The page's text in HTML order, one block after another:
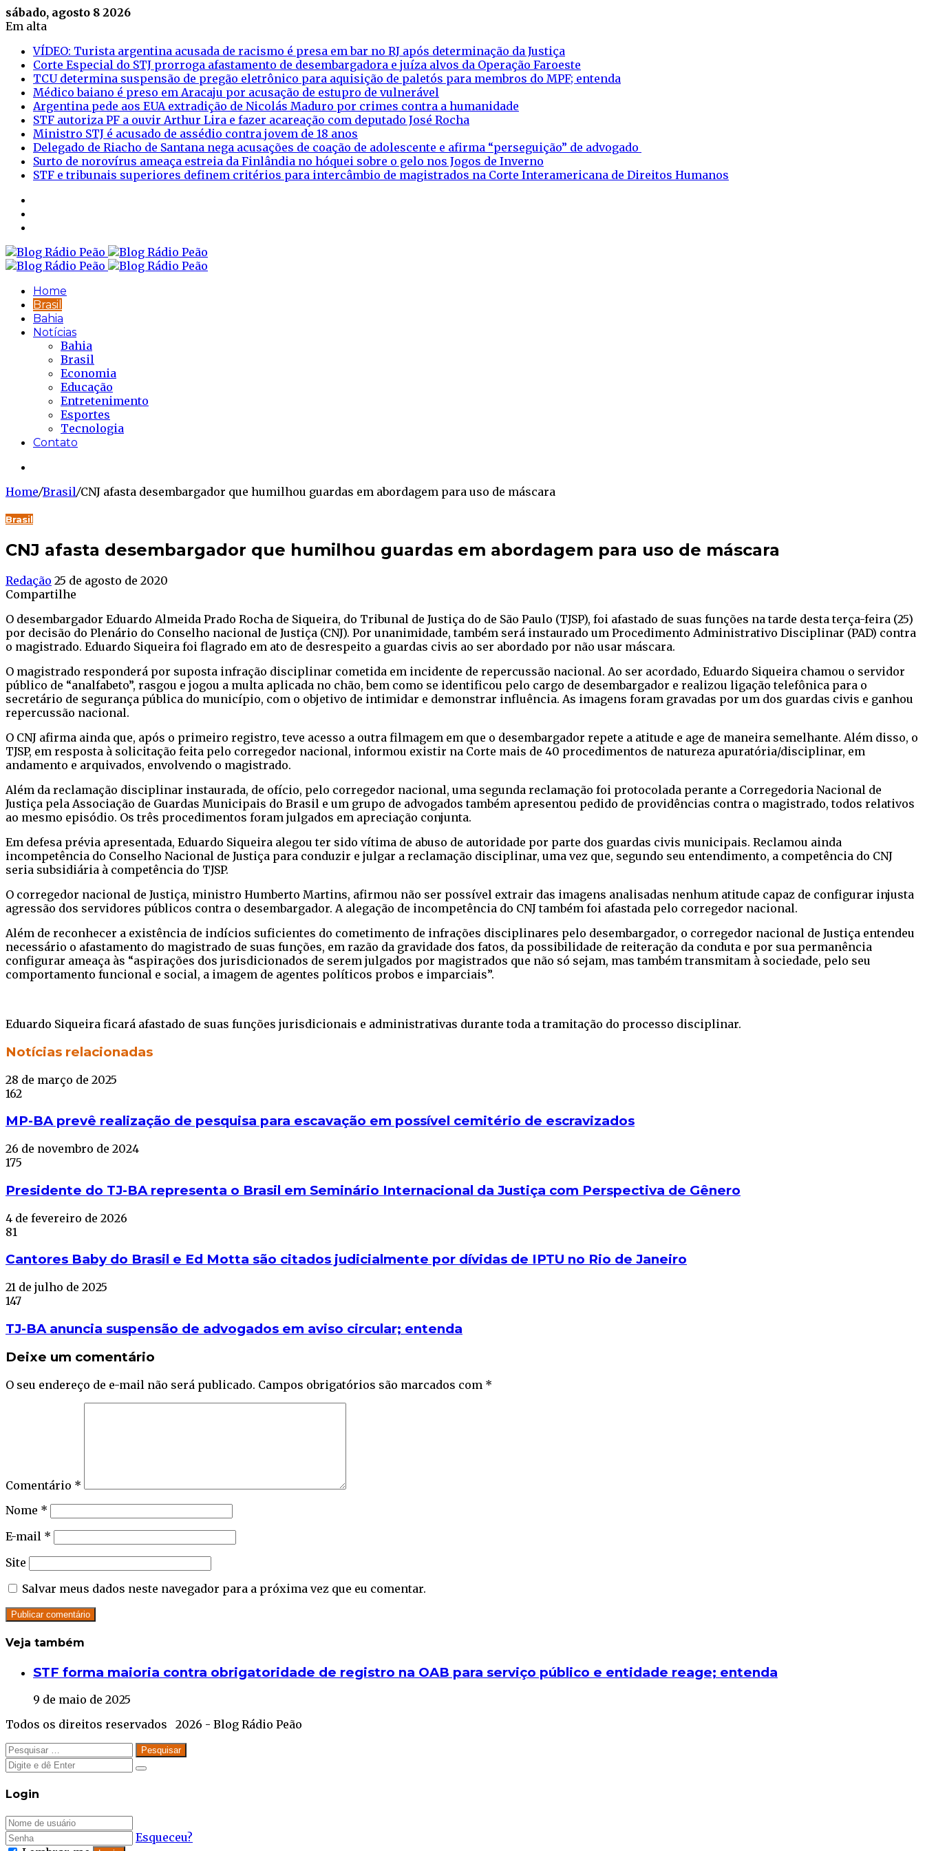
sábado, agosto 8 2026
Em alta
VÍDEO: Turista argentina acusada de racismo é presa em bar no RJ após determinação da Justiça
Corte Especial do STJ prorroga afastamento de desembargadora e juíza alvos da Operação Faroeste
TCU determina suspensão de pregão eletrônico para aquisição de paletós para membros do MPF; entenda
Médico baiano é preso em Aracaju por acusação de estupro de vulnerável
Argentina pede aos EUA extradição de Nicolás Maduro por crimes contra a humanidade
STF autoriza PF a ouvir Arthur Lira e fazer acareação com deputado José Rocha
Ministro STJ é acusado de assédio contra jovem de 18 anos
Delegado de Riacho de Santana nega acusações de coação de adolescente e afirma “perseguição” de advogado
Surto de norovírus ameaça estreia da Finlândia no hóquei sobre o gelo nos Jogos de Inverno
STF e tribunais superiores definem critérios para intercâmbio de magistrados na Corte Interamericana de Direitos Humanos
Home
Brasil
Bahia
Notícias
Bahia
Brasil
Economia
Educação
Entretenimento
Esportes
Tecnologia
Contato
Home/Brasil/CNJ afasta desembargador que humilhou guardas em abordagem para uso de máscara
Brasil
CNJ afasta desembargador que humilhou guardas em abordagem para uso de máscara
Redação 25 de agosto de 2020
Compartilhe
O desembargador Eduardo Almeida Prado Rocha de Siqueira, do Tribunal de Justiça do de São Paulo (TJSP), foi afastado de suas funções na tarde desta terça-feira (25)
por decisão do Plenário do Conselho nacional de Justiça (CNJ). Por unanimidade, também será instaurado um Procedimento Administrativo Disciplinar (PAD) contra
o magistrado. Eduardo Siqueira foi flagrado em ato de desrespeito a guardas civis ao ser abordado por não usar máscara.
O magistrado responderá por suposta infração disciplinar cometida em incidente de repercussão nacional. Ao ser acordado, Eduardo Siqueira chamou o servidor
público de “analfabeto”, rasgou e jogou a multa aplicada no chão, bem como se identificou pelo cargo de desembargador e realizou ligação telefônica para o
secretário de segurança pública do município, com o objetivo de intimidar e demonstrar influência. As imagens foram gravadas por um dos guardas civis e ganhou
repercussão nacional.
O CNJ afirma ainda que, após o primeiro registro, teve acesso a outra filmagem em que o desembargador repete a atitude e age de maneira semelhante. Além disso, o
TJSP, em resposta à solicitação feita pelo corregedor nacional, informou existir na Corte mais de 40 procedimentos de natureza apuratória/disciplinar, em
andamento e arquivados, envolvendo o magistrado.
Além da reclamação disciplinar instaurada, de ofício, pelo corregedor nacional, uma segunda reclamação foi protocolada perante a Corregedoria Nacional de
Justiça pela Associação de Guardas Municipais do Brasil e um grupo de advogados também apresentou pedido de providências contra o magistrado, todos relativos
ao mesmo episódio. Os três procedimentos foram julgados em apreciação conjunta.
Em defesa prévia apresentada, Eduardo Siqueira alegou ter sido vítima de abuso de autoridade por parte dos guardas civis municipais. Reclamou ainda
incompetência do Conselho Nacional de Justiça para conduzir e julgar a reclamação disciplinar, uma vez que, segundo seu entendimento, a competência do CNJ
seria subsidiária à competência do TJSP.
O corregedor nacional de Justiça, ministro Humberto Martins, afirmou não ser possível extrair das imagens analisadas nenhum atitude capaz de configurar injusta
agressão dos servidores públicos contra o desembargador. A alegação de incompetência do CNJ também foi afastada pelo corregedor nacional.
Além de reconhecer a existência de indícios suficientes do cometimento de infrações disciplinares pelo desembargador, o corregedor nacional de Justiça entendeu
necessário o afastamento do magistrado de suas funções, em razão da gravidade dos fatos, da possibilidade de reiteração da conduta e por sua permanência
configurar ameaça às “aspirações dos jurisdicionados de serem julgados por magistrados que não só sejam, mas também transmitam à sociedade, pelo seu
comportamento funcional e social, a imagem de agentes políticos probos e imparciais”.
Eduardo Siqueira ficará afastado de suas funções jurisdicionais e administrativas durante toda a tramitação do processo disciplinar.
Facebook
Twitter
WhatsApp
Telegram
Notícias relacionadas
28 de março de 2025
162
MP-BA prevê realização de pesquisa para escavação em possível cemitério de escravizados
26 de novembro de 2024
175
Presidente do TJ-BA representa o Brasil em Seminário Internacional da Justiça com Perspectiva de Gênero
4 de fevereiro de 2026
81
Cantores Baby do Brasil e Ed Motta são citados judicialmente por dívidas de IPTU no Rio de Janeiro
21 de julho de 2025
147
TJ-BA anuncia suspensão de advogados em aviso circular; entenda
Deixe um comentário
O seu endereço de e-mail não será publicado. Campos obrigatórios são marcados com *
Comentário *
Nome *
E-mail *
Site
Salvar meus dados neste navegador para a próxima vez que eu comentar.
Veja também
CloseSTF forma maioria contra obrigatoridade de registro na OAB para serviço público e entidade reage; entenda
9 de maio de 2025
Todos os direitos reservados 2026 - Blog Rádio Peão
Close
Pesquisar
por:
Close
Close
Login
Esqueceu?